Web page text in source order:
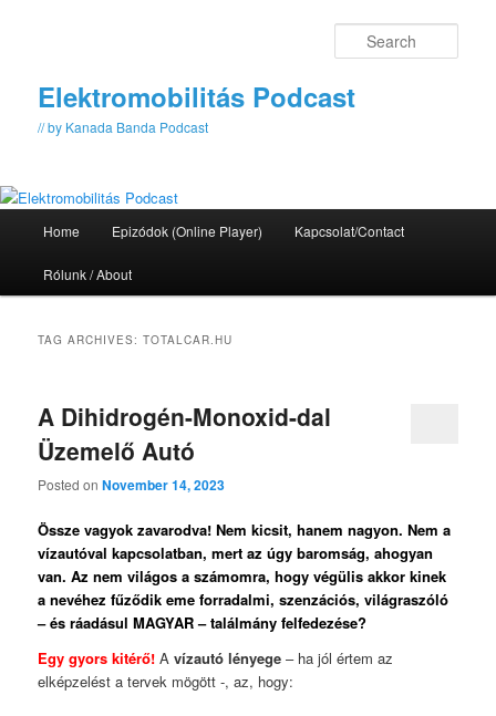
Elektromobilitás Podcast
// by Kanada Banda Podcast
Home Epizódok (Online Player) Kapcsolat/Contact
Rólunk / About
TAG ARCHIVES:TOTALCAR.HU
A Dihidrogén-Monoxid-dal
Üzemelő Autó
Posted onNovember 14, 2023
Össze vagyok zavarodva! Nem kicsit, hanem nagyon. Nem a
vízautóval kapcsolatban, mert az úgy baromság, ahogyan
van. Az nem világos a számomra, hogy végülis akkor kinek
a nevéhez fűződik eme forradalmi, szenzációs, világraszóló
– és ráadásul MAGYAR – találmány felfedezése?
Egy gyors kitérő! Avízautó lényege – ha jól értem az
elképzelést a tervek mögött -, az, hogy: